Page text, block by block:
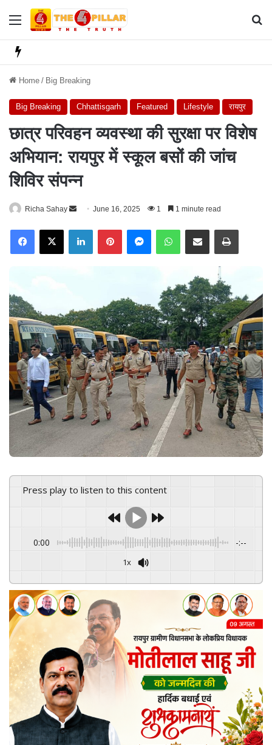
Menu
Home / Big Breaking
Big Breaking Chhattisgarh Featured Lifestyle रायपुर
छात्र परिवहन व्यवस्था की सुरक्षा पर विशेष
अभियान: रायपुर में स्कूल बसों की जांच
शिविर संपन्न
Richa Sahay
n
d
m
a
i
l
June 16, 2025 1 1 minute read
X
Press play to listen to this content
0:00 -:--
1x
GSpeech